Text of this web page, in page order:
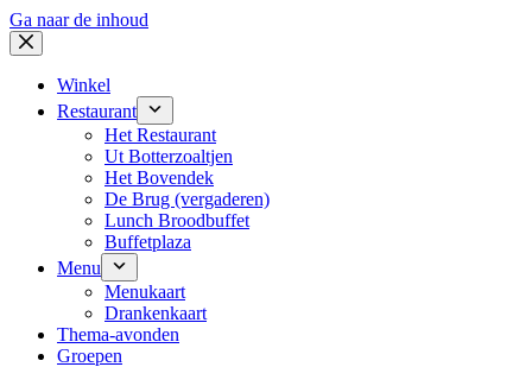
Ga naar de inhoud
Winkel
Restaurant
Het Restaurant
Ut Botterzoaltjen
Het Bovendek
De Brug (vergaderen)
Lunch Broodbuffet
Buffetplaza
Menu
Menukaart
Drankenkaart
Thema-avonden
Groepen